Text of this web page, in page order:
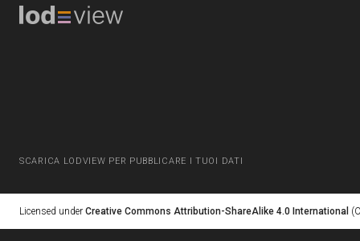
SCARICA LODVIEW PER PUBBLICARE I TUOI DATI
Licensed under Creative Commons Attribution-ShareAlike 4.0 International